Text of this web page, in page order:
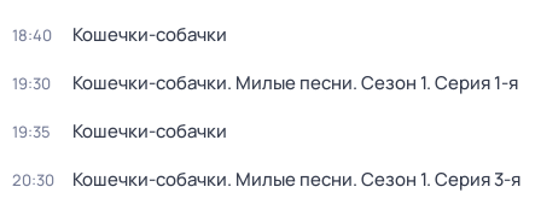
18:40 Кошечки-собачки
19:30 Кошечки-собачки. Милые песни. Сезон 1. Серия 1-я
19:35 Кошечки-собачки
20:30 Кошечки-собачки. Милые песни. Сезон 1. Серия 3-я